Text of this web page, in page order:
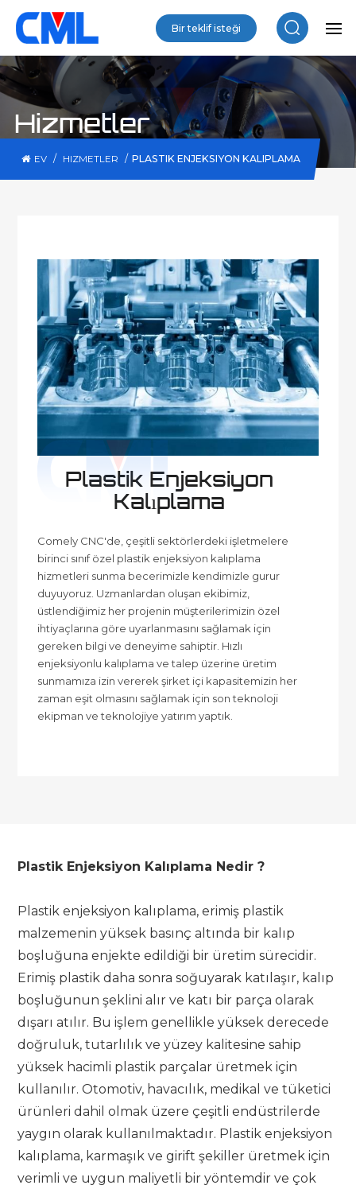
Bir teklif isteği
Hizmetler
EV / HIZMETLER / PLASTIK ENJEKSIYON KALIPLAMA
Plastik Enjeksiyon
Kalıplama
Comely CNC'de, çeşitli sektörlerdeki işletmelere
birinci sınıf özel plastik enjeksiyon kalıplama
hizmetleri sunma becerimizle kendimizle gurur
duyuyoruz. Uzmanlardan oluşan ekibimiz,
üstlendiğimiz her projenin müşterilerimizin özel
ihtiyaçlarına göre uyarlanmasını sağlamak için
gereken bilgi ve deneyime sahiptir. Hızlı
enjeksiyonlu kalıplama ve talep üzerine üretim
sunmamıza izin vererek şirket içi kapasitemizin her
zaman eşit olmasını sağlamak için son teknoloji
ekipman ve teknolojiye yatırım yaptık.
Plastik Enjeksiyon Kalıplama Nedir?
Plastik enjeksiyon kalıplama, erimiş plastik
malzemenin yüksek basınç altında bir kalıp
boşluğuna enjekte edildiği bir üretim sürecidir.
Erimiş plastik daha sonra soğuyarak katılaşır, kalıp
boşluğunun şeklini alır ve katı bir parça olarak
dışarı atılır. Bu işlem genellikle yüksek derecede
doğruluk, tutarlılık ve yüzey kalitesine sahip
yüksek hacimli plastik parçalar üretmek için
kullanılır. Otomotiv, havacılık, medikal ve tüketici
ürünleri dahil olmak üzere çeşitli endüstrilerde
yaygın olarak kullanılmaktadır. Plastik enjeksiyon
kalıplama, karmaşık ve girift şekiller üretmek için
verimli ve uygun maliyetli bir yöntemdir ve çok